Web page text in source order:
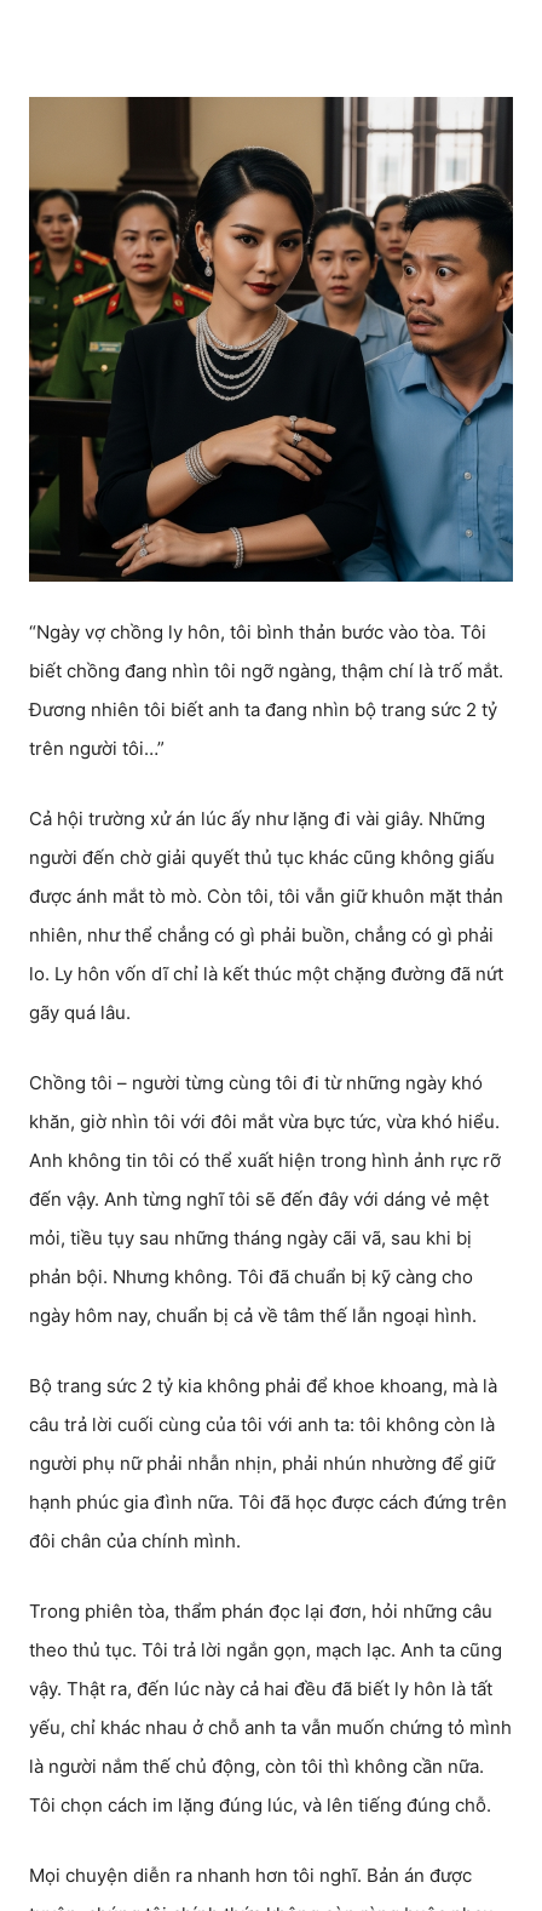
“Ngày vợ chồng ly hôn, tôi bình thản bước vào tòa. Tôi
biết chồng đang nhìn tôi ngỡ ngàng, thậm chí là trố mắt.
Đương nhiên tôi biết anh ta đang nhìn bộ trang sức 2 tỷ
trên người tôi…”
Cả hội trường xử án lúc ấy như lặng đi vài giây. Những
người đến chờ giải quyết thủ tục khác cũng không giấu
được ánh mắt tò mò. Còn tôi, tôi vẫn giữ khuôn mặt thản
nhiên, như thể chẳng có gì phải buồn, chẳng có gì phải
lo. Ly hôn vốn dĩ chỉ là kết thúc một chặng đường đã nứt
gãy quá lâu.
Chồng tôi – người từng cùng tôi đi từ những ngày khó
khăn, giờ nhìn tôi với đôi mắt vừa bực tức, vừa khó hiểu.
Anh không tin tôi có thể xuất hiện trong hình ảnh rực rỡ
đến vậy. Anh từng nghĩ tôi sẽ đến đây với dáng vẻ mệt
mỏi, tiều tụy sau những tháng ngày cãi vã, sau khi bị
phản bội. Nhưng không. Tôi đã chuẩn bị kỹ càng cho
ngày hôm nay, chuẩn bị cả về tâm thế lẫn ngoại hình.
Bộ trang sức 2 tỷ kia không phải để khoe khoang, mà là
câu trả lời cuối cùng của tôi với anh ta: tôi không còn là
người phụ nữ phải nhẫn nhịn, phải nhún nhường để giữ
hạnh phúc gia đình nữa. Tôi đã học được cách đứng trên
đôi chân của chính mình.
Trong phiên tòa, thẩm phán đọc lại đơn, hỏi những câu
theo thủ tục. Tôi trả lời ngắn gọn, mạch lạc. Anh ta cũng
vậy. Thật ra, đến lúc này cả hai đều đã biết ly hôn là tất
yếu, chỉ khác nhau ở chỗ anh ta vẫn muốn chứng tỏ mình
là người nắm thế chủ động, còn tôi thì không cần nữa.
Tôi chọn cách im lặng đúng lúc, và lên tiếng đúng chỗ.
Mọi chuyện diễn ra nhanh hơn tôi nghĩ. Bản án được